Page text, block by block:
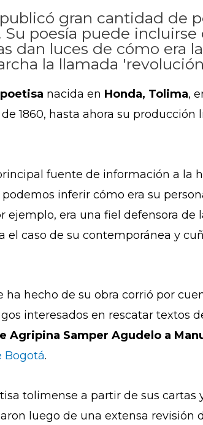
gran cantidad de
Su poesía puede
dan luces de cómo era
la llamada
poetisa nacida en Honda, Tolima,
1860, hasta ahora su
fuente de información a la
inferir cómo era su
ejemplo, era una fiel defensora de
caso de su contemporánea y
hecho de su obra corrió por
interesados en rescatar textos
Agripina Samper Agudelo a
Bogotá.
tolimense a partir de sus
luego de una extensa revisión